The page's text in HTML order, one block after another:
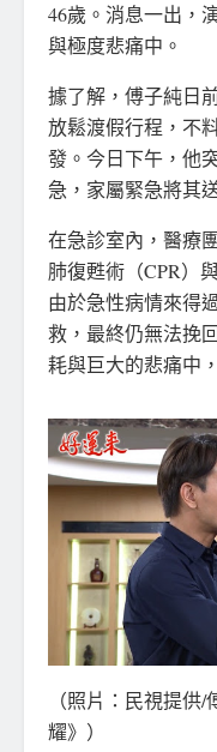
46歲。消息一出，
與極度悲痛中。
據了解，傅子純日
放鬆渡假行程，不
發。今日下午，他
急，家屬緊急將其
在急診室內，醫療
肺復甦術（CPR）
由於急性病情來得
救，最終仍無法挽
耗與巨大的悲痛中
（照片：民視提供
耀》）